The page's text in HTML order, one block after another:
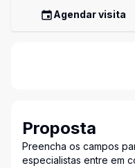
Agendar visita
Proposta
Preencha os campos
especialistas entre em